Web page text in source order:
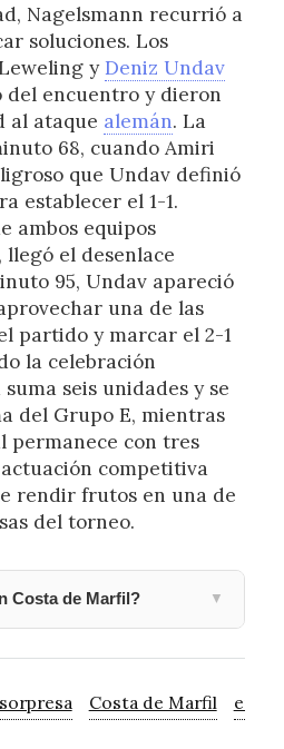
Nagelsmann recurrió a
soluciones. Los
yDeniz Undav
encuentro y dieron
al ataque alemán. La
68, cuando Amiri
que Undav definió
establecer el 1-1.
ambos equipos
el desenlace
95, Undav apareció
una de las
partido y marcar el 2-1
la celebración
seis unidades y se
del Grupo E, mientras
permanece con tres
competitiva
rendir frutos en una de
del torneo.
Costa de Marfil? ▼
sorpresa Costa de Marfil